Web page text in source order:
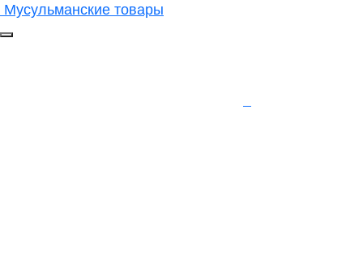
Мусульманские товары